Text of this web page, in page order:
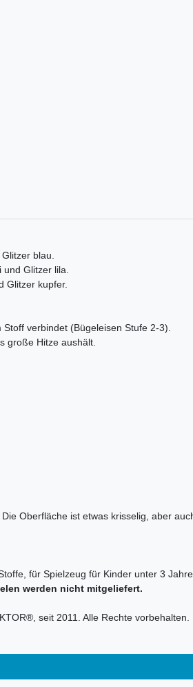
blau.
Glitzer lila.
Glitzer kupfer.
verbindet (Bügeleisen Stufe 2-3).
große Hitze aushält.
Oberfläche ist etwas krisselig, aber
für Spielzeug für Kinder unter 3
werden nicht mitgeliefert.
seit 2011. Alle Rechte vorbehalten.